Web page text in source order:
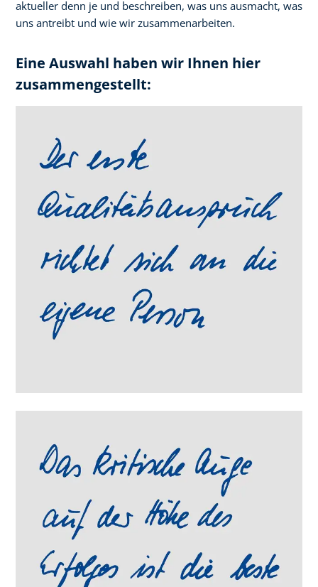
aktueller denn je und beschreiben, was uns ausmacht, was
uns antreibt und wie wir zusammenarbeiten.
Eine Auswahl haben wir Ihnen hier
zusammengestellt: